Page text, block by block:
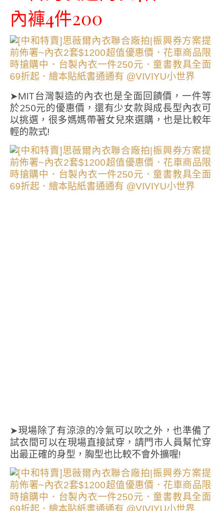
內褲4件200
➤MIT台灣製造的內衣也是全面回饋價，一件等
於250元的優惠價，還有少女款與成長型內衣可
以挑選，很多媽媽帶著女兒來選購，也是比較年
輕的款式!
➤現場除了有涼涼的冷氣可以吹之外，也準備了
試衣間可以在現場直接試穿，請門市人員幫忙穿
出最正確的身型，胸型也比較不會外擴喔!